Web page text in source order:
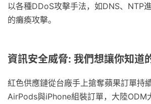
以各種DDoS攻擊手法，如DNS、NTP
的癱瘓攻擊。
資訊安全威脅: 我們想讓你知道
紅色供應鏈從台廠手上搶奪蘋果訂單持
AirPods與iPhone組裝訂單，大陸ODM